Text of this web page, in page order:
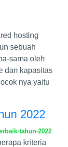
hosting
sebuah
sama oleh
dan kapasitas
nya yaitu
2022
tahun-2022
kriteria